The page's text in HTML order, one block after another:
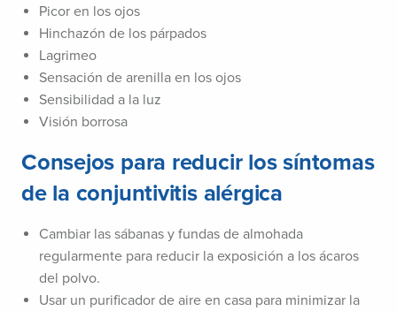
Picor en los ojos
Hinchazón de los párpados
Lagrimeo
Sensación de arenilla en los ojos
Sensibilidad a la luz
Visión borrosa
Consejos para reducir los síntomas
de la conjuntivitis alérgica
Cambiar las sábanas y fundas de almohada
regularmente para reducir la exposición a los ácaros
del polvo.
Usar un purificador de aire en casa para minimizar la